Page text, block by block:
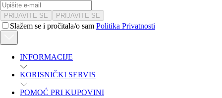
PRIJAVITE SE PRIJAVITE SE
Slažem se i pročitala/o sam Politika Privatnosti
INFORMACIJE
KORISNIČKI SERVIS
POMOĆ PRI KUPOVINI